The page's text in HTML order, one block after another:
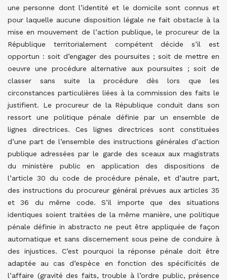
une personne dont l’identité et le domicile sont connus et
pour laquelle aucune disposition légale ne fait obstacle à la
mise en mouvement de l’action publique, le procureur de la
République territorialement compétent décide s’il est
opportun : soit d’engager des poursuites ; soit de mettre en
oeuvre une procédure alternative aux poursuites ; soit de
classer sans suite la procédure dès lors que les
circonstances particulières liées à la commission des faits le
justifient. Le procureur de la République conduit dans son
ressort une politique pénale définie par un ensemble de
lignes directrices. Ces lignes directrices sont constituées
d’une part de l’ensemble des instructions générales d’action
publique adressées par le garde des sceaux aux magistrats
du ministère public en application des dispositions de
l’article 30 du code de procédure pénale, et d’autre part,
des instructions du procureur général prévues aux articles 35
et 36 du même code. S’il importe que des situations
identiques soient traitées de la même manière, une politique
pénale définie in abstracto ne peut être appliquée de façon
automatique et sans discernement sous peine de conduire à
des injustices. C’est pourquoi la réponse pénale doit être
adaptée au cas d’espèce en fonction des spécificités de
l’affaire (gravité des faits, trouble à l’ordre public, présence